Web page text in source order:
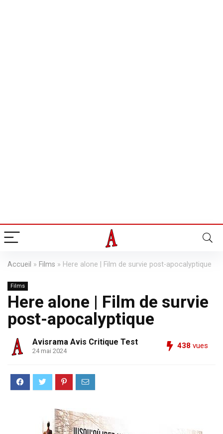
Accueil » Films » Here alone | Film de survie post-apocalyptique
Films
Here alone | Film de survie
post-apocalyptique
Avisrama Avis Critique Test
24 mai 2024
438 vues